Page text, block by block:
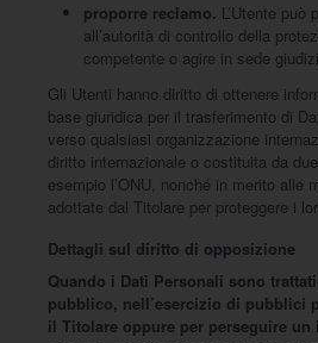
proporre reclamo. L’Utente può
all’autorità di controllo della
competente o agire in sede
Gli Utenti hanno diritto di ottenere
base giuridica per il trasferimento di
verso qualsiasi organizzazione
diritto internazionale o costituita da
esempio l’ONU, nonché in merito alle
adottate dal Titolare per proteggere i
Dettagli sul diritto di opposizione
Quando i Dati Personali sono
pubblico, nell’esercizio di pubblici
il Titolare oppure per perseguire un